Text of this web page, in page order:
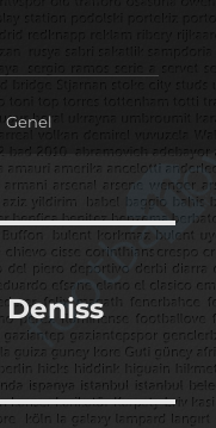
Kategoriler
Genel